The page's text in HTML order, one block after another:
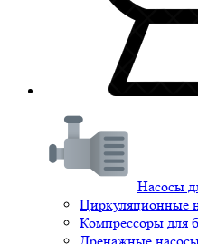
Насосы
Циркуляционные
Компрессоры для